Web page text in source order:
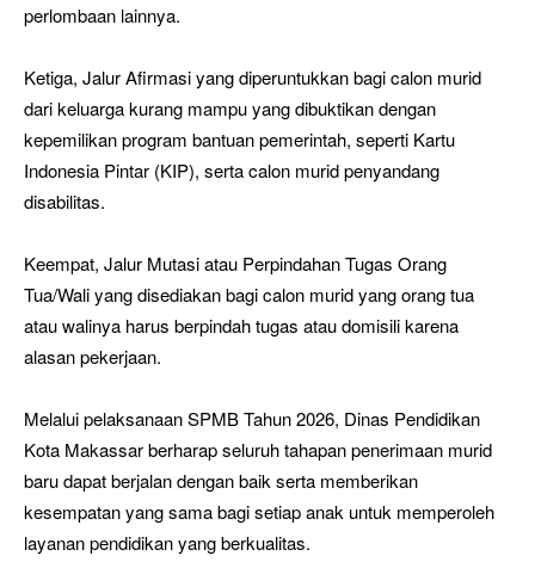
perlombaan lainnya.
Ketiga, Jalur Afirmasi yang diperuntukkan bagi calon murid
dari keluarga kurang mampu yang dibuktikan dengan
kepemilikan program bantuan pemerintah, seperti Kartu
Indonesia Pintar (KIP), serta calon murid penyandang
disabilitas.
Keempat, Jalur Mutasi atau Perpindahan Tugas Orang
Tua/Wali yang disediakan bagi calon murid yang orang tua
atau walinya harus berpindah tugas atau domisili karena
alasan pekerjaan.
Melalui pelaksanaan SPMB Tahun 2026, Dinas Pendidikan
Kota Makassar berharap seluruh tahapan penerimaan murid
baru dapat berjalan dengan baik serta memberikan
kesempatan yang sama bagi setiap anak untuk memperoleh
layanan pendidikan yang berkualitas.